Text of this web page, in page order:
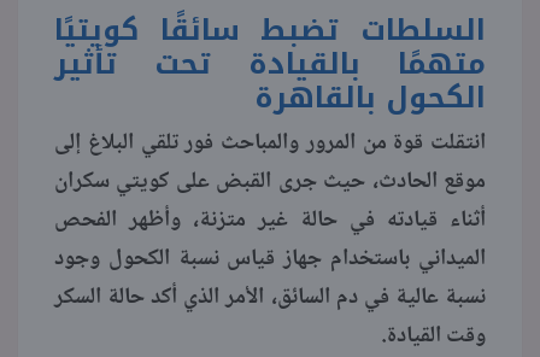
السلطات تضبط سائقًا كويتيًا
متهمًا بالقيادة تحت تأثير
الكحول بالقاهرة
انتقلت قوة من المرور والمباحث فور تلقي البلاغ إلى
موقع الحادث، حيث جرى القبض على كويتي سكران
أثناء قيادته في حالة غير متزنة، وأظهر الفحص
الميداني باستخدام جهاز قياس نسبة الكحول وجود
نسبة عالية في دم السائق، الأمر الذي أكد حالة السكر
وقت القيادة.